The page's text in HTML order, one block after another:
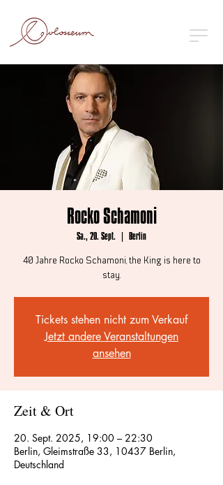
Rocko Schamoni
Sa., 20. Sept.
  |
Berlin
40 Jahre Rocko Schamoni, the King is here to
stay.
Tickets stehen nicht zum Verkauf
Jetzt andere Veranstaltungen
ansehen
Zeit & Ort
20. Sept. 2025, 19:00 – 22:30
Berlin, Gleimstraße 33, 10437 Berlin,
Deutschland